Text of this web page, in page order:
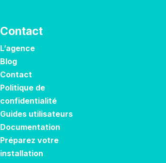
Contact
L’agence
Blog
Contact
Politique de
confidentialité
Guides utilisateurs
Documentation
Préparez votre
installation